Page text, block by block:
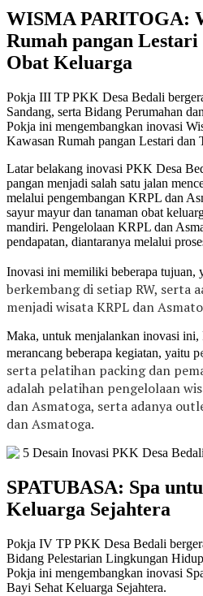
WISMA PARITOGA:
Rumah pangan Lestari
Obat Keluarga
Pokja III TP PKK Desa Bedali
Sandang, serta Bidang Perumahan
Pokja ini mengembangkan inovasi
Kawasan Rumah pangan Lestari dan
Latar belakang inovasi PKK Desa
pangan menjadi salah satu jalan
melalui pengembangan KRPL dan
sayur mayur dan tanaman obat
mandiri. Pengelolaan KRPL dan
pendapatan, diantaranya melalui
Inovasi ini memiliki beberapa tujuan,
berkembang di setiap RW, serta
menjadi wisata KRPL dan
Maka, untuk menjalankan inovasi
merancang beberapa kegiatan, yaitu p
serta pelatihan packing dan
adalah pelatihan pengelolaan
dan Asmatoga, serta adanya
dan Asmatoga.
SPATUBASA: Spa
Keluarga Sejahtera
Pokja IV TP PKK Desa Bedali
Bidang Pelestarian Lingkungan Hidup
Pokja ini mengembangkan inovasi
Bayi Sehat Keluarga Sejahtera.